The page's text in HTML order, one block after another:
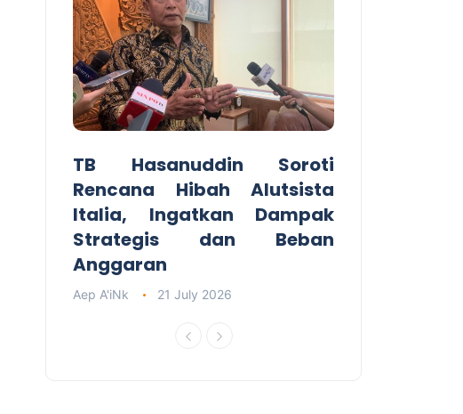
TB Hasanuddin Soroti
Rencana Hibah Alutsista
Italia, Ingatkan Dampak
Strategis dan Beban
Anggaran
Aep A'iNk 21 July 2026